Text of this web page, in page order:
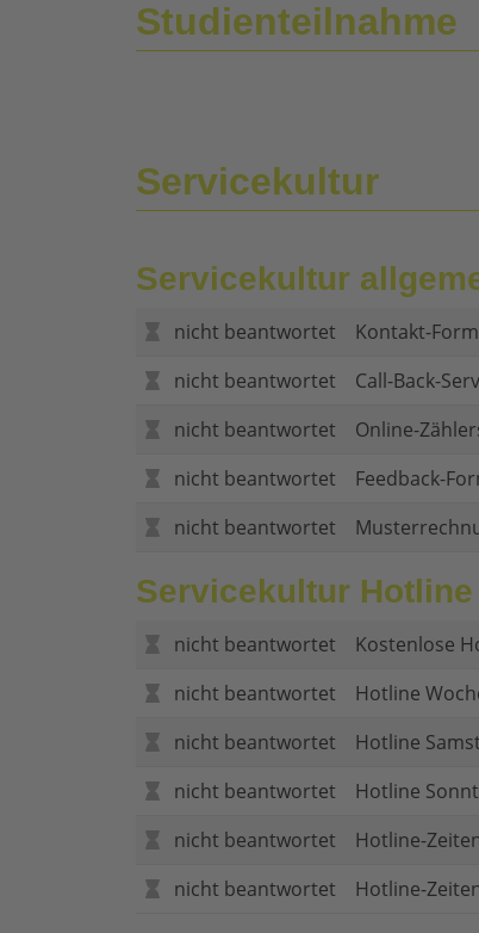
Studienteilnahme
Servicekultur
Servicekultur
nicht beantwortet
Kontakt-
nicht beantwortet
Call-Back-
nicht beantwortet
Online-
nicht beantwortet
Feedback-
nicht beantwortet
Servicekultur Hotline
nicht beantwortet
Kostenlose
nicht beantwortet
Hotline
nicht beantwortet
Hotline
nicht beantwortet
Hotline
nicht beantwortet
Hotline-
nicht beantwortet
Hotline-